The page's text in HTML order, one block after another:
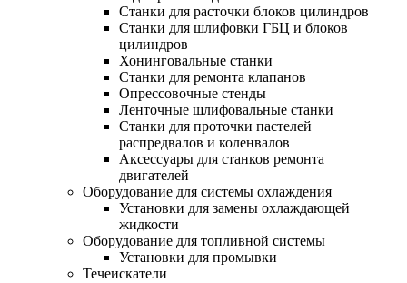
Станки для расточки блоков цилиндров
Станки для шлифовки ГБЦ и блоков
цилиндров
Хонинговальные станки
Станки для ремонта клапанов
Опрессовочные стенды
Ленточные шлифовальные станки
Станки для проточки пастелей
распредвалов и коленвалов
Аксессуары для станков ремонта
двигателей
Оборудование для системы охлаждения
Установки для замены охлаждающей
жидкости
Оборудование для топливной системы
Установки для промывки
Течеискатели